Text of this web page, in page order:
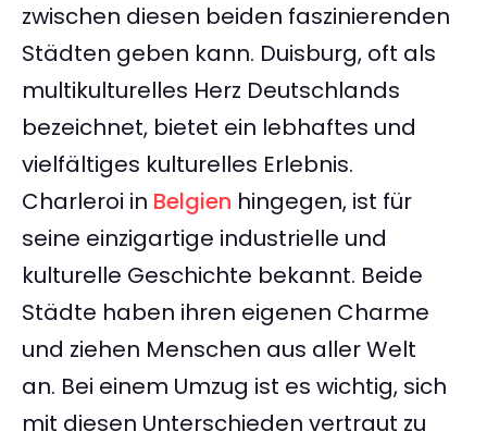
zwischen diesen beiden faszinierenden
Städten geben kann. Duisburg, oft als
multikulturelles Herz Deutschlands
bezeichnet, bietet ein lebhaftes und
vielfältiges kulturelles Erlebnis.
Charleroi in Belgien hingegen, ist für
seine einzigartige industrielle und
kulturelle Geschichte bekannt. Beide
Städte haben ihren eigenen Charme
und ziehen Menschen aus aller Welt
an. Bei einem Umzug ist es wichtig, sich
mit diesen Unterschieden vertraut zu